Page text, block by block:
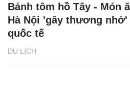
DU LỊCH
Bánh tôm hồ Tây - Món
Hà Nội 'gây thương nhớ'
quốc tế